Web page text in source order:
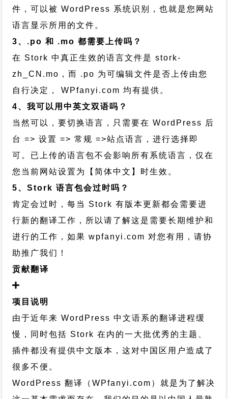
件，可以被 WordPress 系统识别，也就是您网站
语言显示所用的文件。
3、.po 和 .mo 都需要上传吗？
在 Stork 中真正生效的语言文件是 stork-
zh_CN.mo，而 .po 为可编辑文件是否上传由您
自行决定， WPfanyi.com 均有提供。
4、我可以用中英文双语吗？
当然可以，要切换语言，只需要在 WordPress 后
台 => 设置 => 常规 =>站点语言，进行选择即
可。已上传的语言包不会影响所有系统语言，仅在
您当前网站设置为【简体中文】时生效。
5、Stork 语言包会过时吗？
肯定会过时，每当 Stork 有版本更新都会需要进
行新的翻译工作，所以请了解这是需要长期维护和
进行的工作，如果 wpfanyi.com 对您有用，请协
助推广我们！
贡献翻译
项目说明
由于近年来 WordPress 中文语系的翻译进程缓
慢，同时包括 Stork 在内的一大批优秀的主题、
插件都没有提供中文版本，这对中国区用户造成了
很多不便。
WordPress 翻译（WPfanyi.com） 就是为了解决